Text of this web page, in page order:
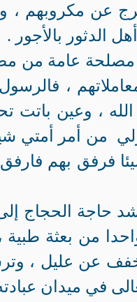
عن مكروبهم ،
الدثور بالأجور .
عامة من
، فالرسول
، وعين باتت
فرفق بهم
حاجة الحجاج
من بعثة
عن عليل ،
في ميدان